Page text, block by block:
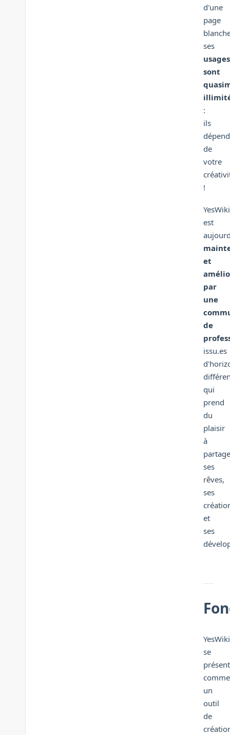
d'une
page
ses
usages
sont
:
ils
de
votre
!
YesWiki
est
et
par
une
de
issu.es
qui
prend
du
plaisir
à
ses
rêves,
ses
et
ses
YesWiki
se
comme
un
outil
de